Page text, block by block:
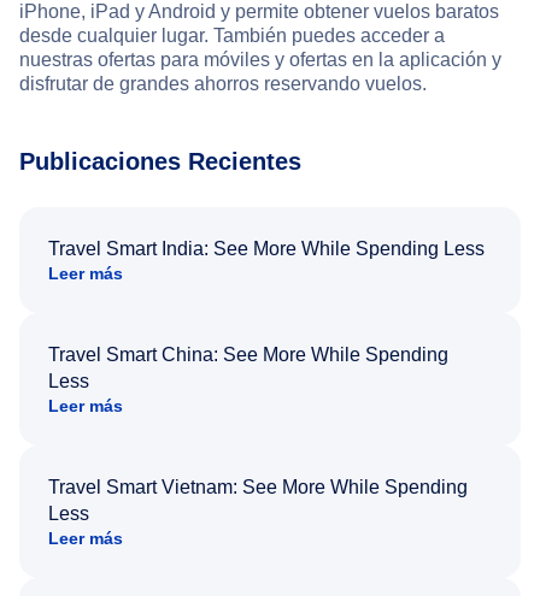
iPhone, iPad y Android y permite obtener vuelos baratos
desde cualquier lugar. También puedes acceder a
nuestras ofertas para móviles y ofertas en la aplicación y
disfrutar de grandes ahorros reservando vuelos.
Publicaciones Recientes
Travel Smart India: See More While Spending Less
Leer más
Travel Smart China: See More While Spending
Less
Leer más
Travel Smart Vietnam: See More While Spending
Less
Leer más